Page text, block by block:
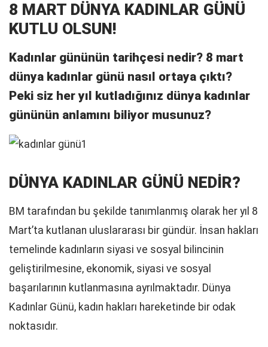
8 MART DÜNYA KADINLAR GÜNÜ
KUTLU OLSUN!
Kadınlar gününün tarihçesi nedir? 8 mart
dünya kadınlar günü nasıl ortaya çıktı?
Peki siz her yıl kutladığınız dünya kadınlar
gününün anlamını biliyor musunuz?
DÜNYA KADINLAR GÜNÜ NEDİR?
BM tarafından bu şekilde tanımlanmış olarak her yıl 8
Mart’ta kutlanan uluslararası bir gündür. İnsan hakları
temelinde kadınların siyasi ve sosyal bilincinin
geliştirilmesine, ekonomik, siyasi ve sosyal
başarılarının kutlanmasına ayrılmaktadır. Dünya
Kadınlar Günü, kadın hakları hareketinde bir odak
noktasıdır.